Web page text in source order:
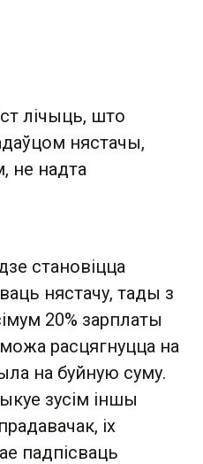
лічыць, што
нястачы,
не надта
становіцца
нястачу, тады з
20% зарплаты
расцягнуцца на
на буйную суму.
зусім іншы
іх
падпісваць